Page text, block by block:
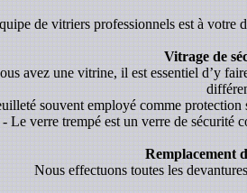
de vitriers professionnels est à votre
Vitrage de
avez une vitrine, il est essentiel d’y
souvent employé comme
- Le verre trempé est un verre de sécurité
Remplacement
Nous effectuons toutes les